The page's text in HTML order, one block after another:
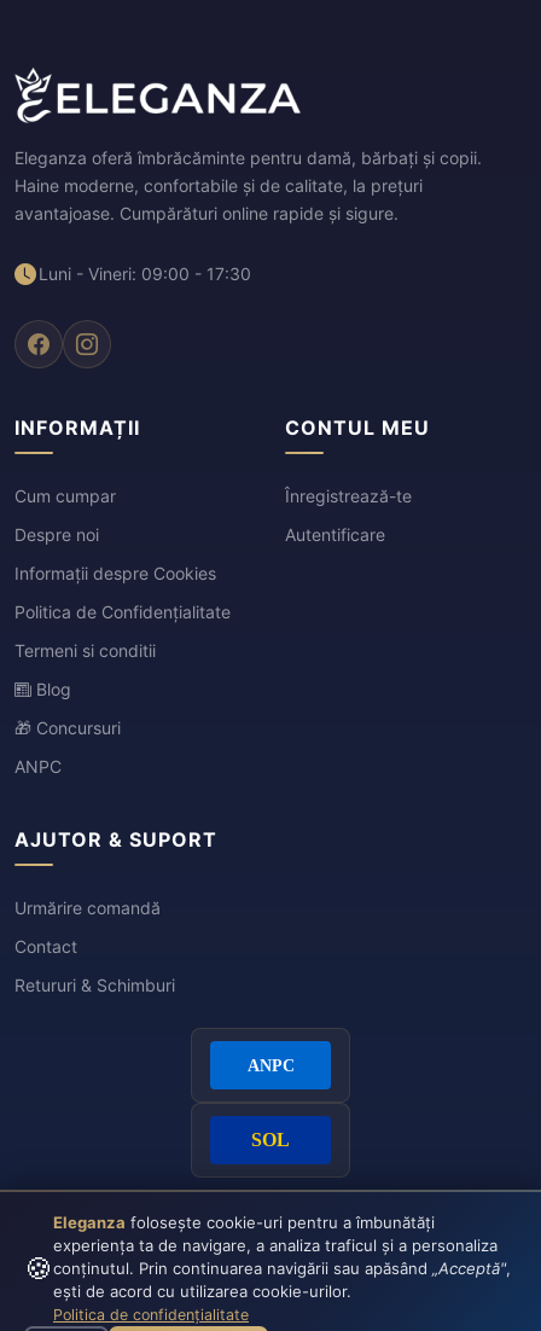
Eleganza oferă îmbrăcăminte pentru damă, bărbați și copii.
Haine moderne, confortabile și de calitate, la prețuri
avantajoase. Cumpărături online rapide și sigure.
Luni - Vineri: 09:00 - 17:30
INFORMAȚII
Cum cumpar
Despre noi
Informații despre Cookies
Politica de Confidențialitate
Termeni si conditii
Blog
🎁 Concursuri
ANPC
CONTUL MEU
Înregistrează-te
Autentificare
AJUTOR & SUPORT
Urmărire comandă
Contact
Retururi & Schimburi
Plata securizată: VISA
🍪
Eleganza folosește cookie-uri pentru a îmbunătăți
experiența ta de navigare, a analiza traficul și a personaliza
conținutul. Prin continuarea navigării sau apăsând „Acceptă",
ești de acord cu utilizarea cookie-urilor.
Politica de confidențialitate